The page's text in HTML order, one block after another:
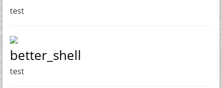
test
better_shell
test